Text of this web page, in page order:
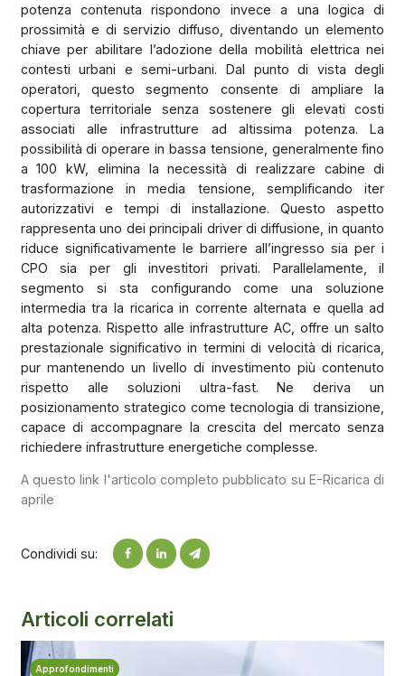
potenza contenuta rispondono invece a una logica di
prossimità e di servizio diffuso, diventando un elemento
chiave per abilitare l’adozione della mobilità elettrica nei
contesti urbani e semi-urbani. Dal punto di vista degli
operatori, questo segmento consente di ampliare la
copertura territoriale senza sostenere gli elevati costi
associati alle infrastrutture ad altissima potenza. La
possibilità di operare in bassa tensione, generalmente fino
a 100 kW, elimina la necessità di realizzare cabine di
trasformazione in media tensione, semplificando iter
autorizzativi e tempi di installazione. Questo aspetto
rappresenta uno dei principali driver di diffusione, in quanto
riduce significativamente le barriere all’ingresso sia per i
CPO sia per gli investitori privati. Parallelamente, il
segmento si sta configurando come una soluzione
intermedia tra la ricarica in corrente alternata e quella ad
alta potenza. Rispetto alle infrastrutture AC, offre un salto
prestazionale significativo in termini di velocità di ricarica,
pur mantenendo un livello di investimento più contenuto
rispetto alle soluzioni ultra-fast. Ne deriva un
posizionamento strategico come tecnologia di transizione,
capace di accompagnare la crescita del mercato senza
richiedere infrastrutture energetiche complesse.
A questo link l'articolo completo pubblicato su E-Ricarica di
aprile
Condividi su:
Articoli correlati
Approfondimenti